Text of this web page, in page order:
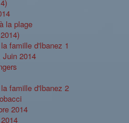
la plage
famille d'Ibanez 1
Juin 2014
famille d'Ibanez 2
2014